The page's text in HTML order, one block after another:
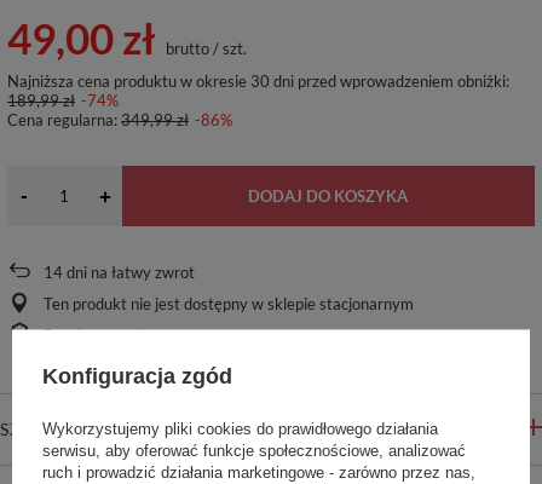
49,00 zł brutto/szt.
Najniższa cena produktu w okresie 30 dni przed wprowadzeniem obniżki:
189,99 zł -74%
Cena regularna:349,99 zł -86%
- + DODAJ DO KOSZYKA
14dni na łatwy zwrot
Ten produkt nie jest dostępny w sklepie stacjonarnym
Bezpieczne zakupy
SZCZEGÓŁOWE INFORMACJE
Konfiguracja zgód
Wykorzystujemy pliki cookies do prawidłowego działania
serwisu, aby oferować funkcje społecznościowe, analizować
ruch i prowadzić działania marketingowe - zarówno przez nas,